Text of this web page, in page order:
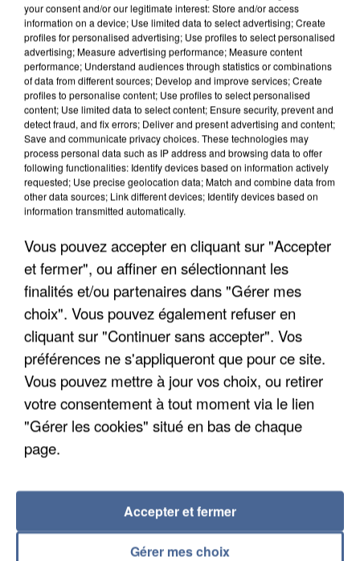
L’UN DES FONDATEURS SUPPOSÉS DE LA DZ
UN SECOND CADRE DE LA DZ MAFIA
INTERPELLÉ EN ALGÉRIE
your consent and/or our legitimate interest: Store and/or access
information on a device; Use limited data to select advertising; Create
profiles for personalised advertising; Use profiles to select personalised
advertising; Measure advertising performance; Measure content
performance; Understand audiences through statistics or combinations
of data from different sources; Develop and improve services; Create
profiles to personalise content; Use profiles to select personalised
content; Use limited data to select content; Ensure security, prevent and
detect fraud, and fix errors; Deliver and present advertising and content;
Save and communicate privacy choices. These technologies may
process personal data such as IP address and browsing data to offer
following functionalities: Identify devices based on information actively
requested; Use precise geolocation data; Match and combine data from
other data sources; Link different devices; Identify devices based on
information transmitted automatically.
Vous pouvez accepter en cliquant sur "Accepter
et fermer", ou affiner en sélectionnant les
finalités et/ou partenaires dans "Gérer mes
choix". Vous pouvez également refuser en
cliquant sur "Continuer sans accepter". Vos
préférences ne s'appliqueront que pour ce site.
Vous pouvez mettre à jour vos choix, ou retirer
votre consentement à tout moment via le lien
"Gérer les cookies" situé en bas de chaque
page.
Gérer mes choix
Accepter et fermer